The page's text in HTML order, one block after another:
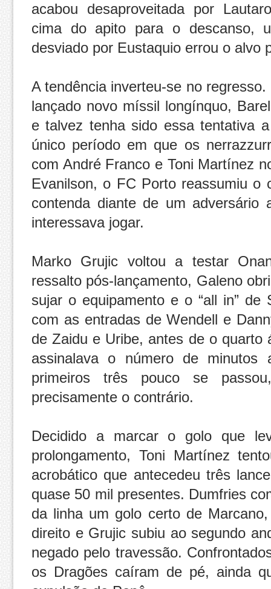
acabou desaproveitada por
cima do apito para o descanso,
desviado por Eustaquio errou o alvo
A tendência inverteu-se no
lançado novo míssil longínquo,
e talvez tenha sido essa tentativa
único período em que os
com André Franco e Toni Martínez
Evanilson, o FC Porto reassumiu o
contenda diante de um adversário
interessava jogar.
Marko Grujic voltou a testar
ressalto pós-lançamento, Galeno
sujar o equipamento e o “all in” de
com as entradas de Wendell e
de Zaidu e Uribe, antes de o quarto
assinalava o número de minutos
primeiros três pouco se
precisamente o contrário.
Decidido a marcar o golo que
prolongamento, Toni Martínez
acrobático que antecedeu três
quase 50 mil presentes. Dumfries
da linha um golo certo de
direito e Grujic subiu ao segundo
negado pelo travessão.
os Dragões caíram de pé, ainda